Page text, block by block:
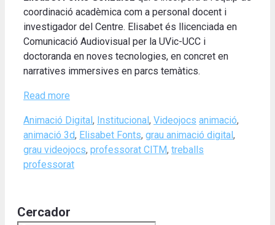
coordinació acadèmica com a personal docent i
investigador del Centre. Elisabet és llicenciada en
Comunicació Audiovisual per la UVic-UCC i
doctoranda en noves tecnologies, en concret en
narratives immersives en parcs temàtics.
Read more
Categories
Animació Digital , Institucional , Videojocs Tags
animació,
animació 3d, Elisabet Fonts, grau animació digital ,
grau videojocs, professorat CITM, treballs
professorat
Cercador